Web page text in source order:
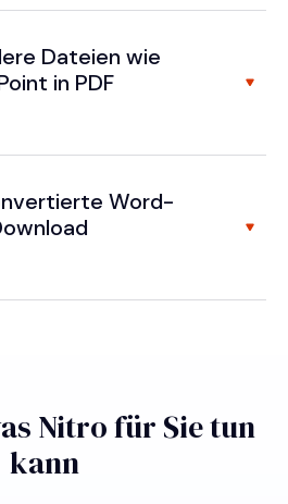
Dateien wie
in PDF
Word-
Nitro für Sie tun
kann